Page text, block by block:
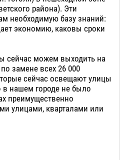
района). Эти
необходимую базу знаний:
экономию, каковы сроки
сейчас можем выходить на
замене всех 26 000
сейчас освещают улицы
в нашем городе не было
преимущественно
улицами, кварталами или